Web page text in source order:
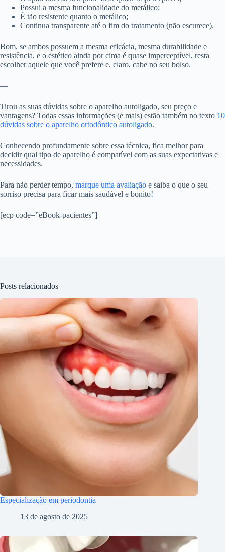
Possui a mesma funcionalidade do metálico;
É tão resistente quanto o metálico;
Continua transparente até o fim do tratamento (não escurece).
Bom, se ambos possuem a mesma eficácia, mesma durabilidade e
resistência, e o estético ainda por cima é quase imperceptível, resta
escolher aquele que você prefere e, claro, cabe no seu bolso.
—
Tirou as suas dúvidas sobre o aparelho autoligado, seu preço e
vantagens? Todas essas informações (e mais) estão também no texto 10
dúvidas sobre o aparelho ortodôntico autoligado.
Conhecendo profundamente sobre essa técnica, fica melhor para
decidir qual tipo de aparelho é compatível com as suas expectativas e
necessidades.
Para não perder tempo, marque uma avaliação e saiba o que o seu
sorriso precisa para ficar mais saudável e bonito!
[ecp code=”eBook-pacientes”]
Posts relacionados
Especialização em periodontia
13 de agosto de 2025